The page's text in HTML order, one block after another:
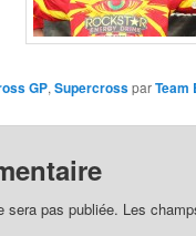
GP, SupercrossparTeam
sera pas publiée. Les